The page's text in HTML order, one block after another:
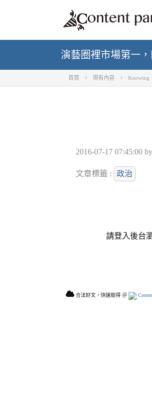
演藝圈裡市場第一
首頁 現有內容 Knowing
2016-07-17 07:45:00 by
文章標籤 : 政治
請登入後台
合法好文，快速取得 ＠